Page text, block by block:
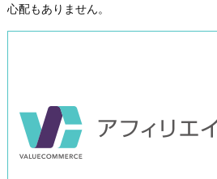
心配もありません。